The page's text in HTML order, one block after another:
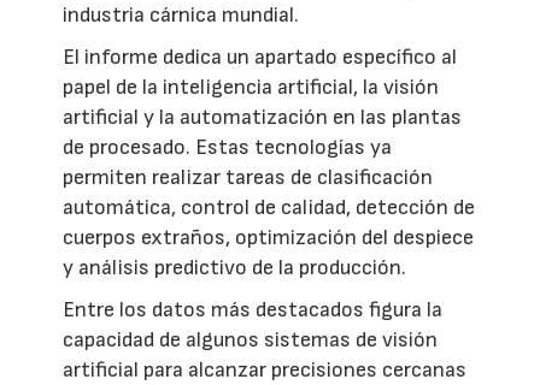
industria cárnica mundial.
El informe dedica un apartado específico al
papel de la inteligencia artificial, la visión
artificial y la automatización en las plantas
de procesado. Estas tecnologías ya
permiten realizar tareas de clasificación
automática, control de calidad, detección de
cuerpos extraños, optimización del despiece
y análisis predictivo de la producción.
Entre los datos más destacados figura la
capacidad de algunos sistemas de visión
artificial para alcanzar precisiones cercanas